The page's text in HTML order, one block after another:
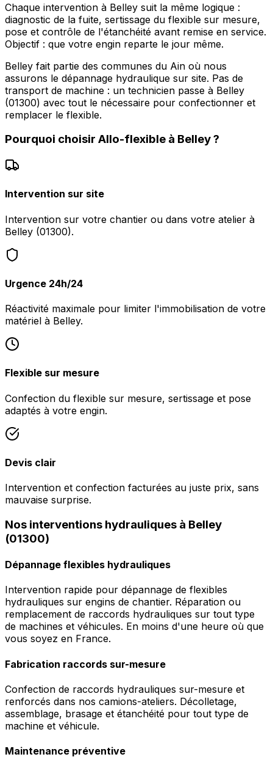
Chaque intervention à Belley suit la même logique :
diagnostic de la fuite, sertissage du flexible sur mesure,
pose et contrôle de l'étanchéité avant remise en service.
Objectif : que votre engin reparte le jour même.
Belley fait partie des communes du Ain où nous
assurons le dépannage hydraulique sur site. Pas de
transport de machine : un technicien passe à Belley
(01300) avec tout le nécessaire pour confectionner et
remplacer le flexible.
Pourquoi choisir Allo-flexible à Belley?
Intervention sur site
Intervention sur votre chantier ou dans votre atelier à
Belley (01300).
Urgence 24h/24
Réactivité maximale pour limiter l'immobilisation de votre
matériel à Belley.
Flexible sur mesure
Confection du flexible sur mesure, sertissage et pose
adaptés à votre engin.
Devis clair
Intervention et confection facturées au juste prix, sans
mauvaise surprise.
Nos interventions hydrauliques à Belley
(01300)
Dépannage flexibles hydrauliques
Intervention rapide pour dépannage de flexibles
hydrauliques sur engins de chantier. Réparation ou
remplacement de raccords hydrauliques sur tout type
de machines et véhicules. En moins d'une heure où que
vous soyez en France.
Fabrication raccords sur-mesure
Confection de raccords hydrauliques sur-mesure et
renforcés dans nos camions-ateliers. Décolletage,
assemblage, brasage et étanchéité pour tout type de
machine et véhicule.
Maintenance préventive